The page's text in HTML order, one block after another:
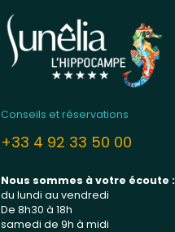
Conseils et réservations
+33 4 92 33 50 00
Nous sommes à votre écoute :
du lundi au vendredi
De 8h30 à 18h
samedi de 9h à midi